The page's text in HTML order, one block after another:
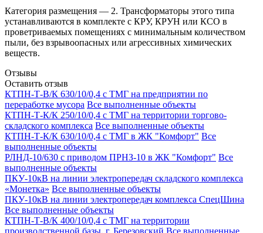
Категория размещения — 2. Трансформаторы этого типа
устанавливаются в комплекте с КРУ, КРУН или КСО в
проветриваемых помещениях с минимальным количеством
пыли, без взрывоопасных или агрессивных химических
веществ.
Отзывы
Оставить отзыв
КТПН-Т-В/К 630/10/0,4 с ТМГ на предприятии по
переработке мусора Все выполненные объекты
КТПН-Т-К/К 250/10/0,4 с ТМГ на территории торгово-
складского комплекса Все выполненные объекты
КТПН-Т-К/К 630/10/0,4 с ТМГ в ЖК "Комфорт" Все
выполненные объекты
РЛНД-10/630 с приводом ПРНЗ-10 в ЖК "Комфорт" Все
выполненные объекты
ПКУ-10кВ на линии электропередач складского комплекса
«Монетка» Все выполненные объекты
ПКУ-10кВ на линии электропередач комплекса СпецШина
Все выполненные объекты
КТПН-Т-В/К 400/10/0,4 с ТМГ на территории
производственной базы, г. Березовский Все выполненные